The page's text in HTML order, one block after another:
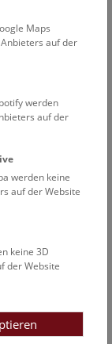
und lädt
wird
Anstalt
14:00 – 15:00
Maps
auf der
werden
auf der
werden keine
auf der Website
keine 3D
der Website